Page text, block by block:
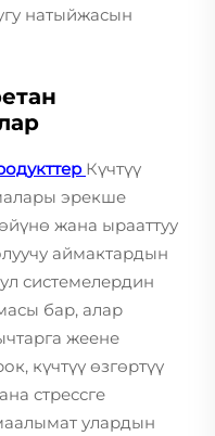
натыйжасын
Күчтүү
эрекше
жана ырааттуу
аймактардын
системелердин
бар, алар
жеене
күчтүү өзгөртүү
стрессге
улардын